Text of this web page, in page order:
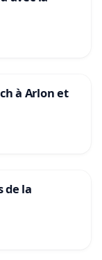
à Arlon et
de la